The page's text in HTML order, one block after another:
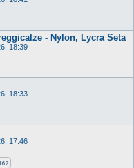
- Nylon, Lycra Seta
18:39
18:33
17:46